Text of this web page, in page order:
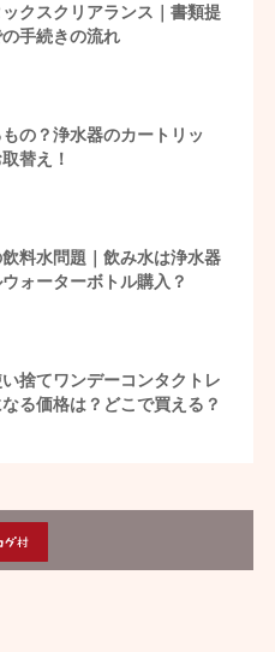
クスクリアランス｜書類提
手続きの流れ
の？浄水器のカートリッ
替え！
料水問題｜飲み水は浄水器
ォーターボトル購入？
捨てワンデーコンタクトレ
る価格は？どこで買える？